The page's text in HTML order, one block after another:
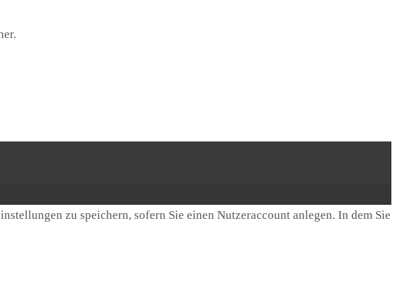
zu speichern, sofern Sie einen Nutzeraccount anlegen. In dem Sie